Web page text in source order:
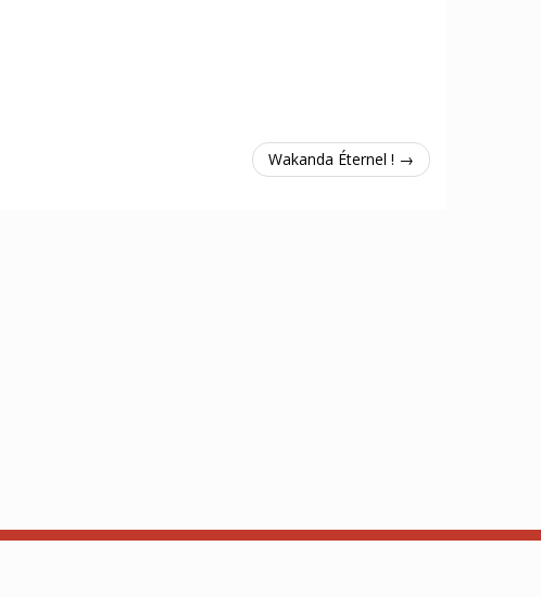
Wakanda Éternel ! →